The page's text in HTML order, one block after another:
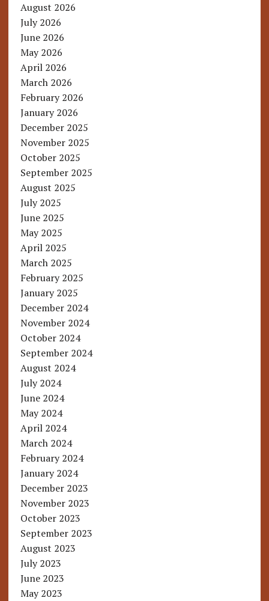
August 2026
July 2026
June 2026
May 2026
April 2026
March 2026
February 2026
January 2026
December 2025
November 2025
October 2025
September 2025
August 2025
July 2025
June 2025
May 2025
April 2025
March 2025
February 2025
January 2025
December 2024
November 2024
October 2024
September 2024
August 2024
July 2024
June 2024
May 2024
April 2024
March 2024
February 2024
January 2024
December 2023
November 2023
October 2023
September 2023
August 2023
July 2023
June 2023
May 2023